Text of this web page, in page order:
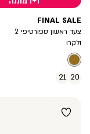
FINAL SALE
צעד ראשון ספורטיפי 2
ולקרו
20
21